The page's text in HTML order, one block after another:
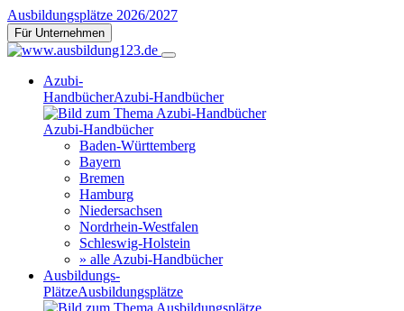
Ausbildungsplätze 2026/2027
Für Unternehmen
Azubi-
HandbücherAzubi-Handbücher
Azubi-Handbücher
Baden-Württemberg
Bayern
Bremen
Hamburg
Niedersachsen
Nordrhein-Westfalen
Schleswig-Holstein
» alle Azubi-Handbücher
Ausbildungs-
PlätzeAusbildungsplätze